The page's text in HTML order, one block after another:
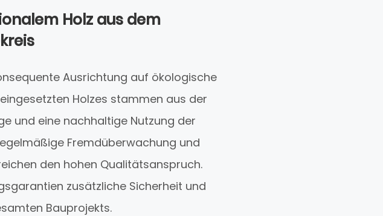
Holz aus dem
Ausrichtung auf ökologische
Holzes stammen aus der
und eine nachhaltige Nutzung der
Fremdüberwachung und
den hohen Qualitätsanspruch.
zusätzliche Sicherheit und
Bauprojekts.